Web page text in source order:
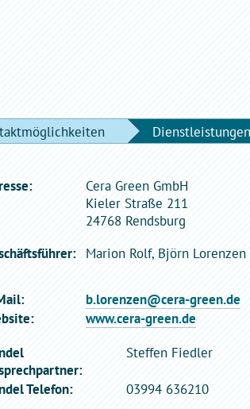
Dienstleistungen
Cera Green GmbH
Kieler Straße 211
24768 Rendsburg
Marion Rolf, Björn Lorenzen
b.lorenzen@cera-green.de
www.cera-green.de
Steffen Fiedler
Telefon: 03994 636210